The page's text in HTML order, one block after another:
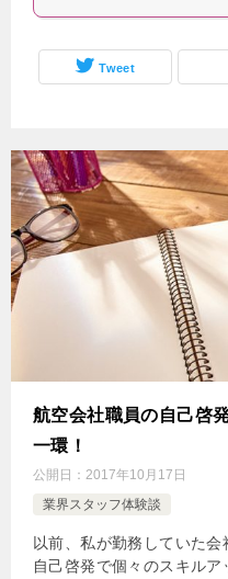
Tweet
航空会社職員の自己啓
一環！
公開日： 2017年10月17日
業界スタッフ体験談
以前、私が勤務していた会
自己啓発で個々のスキル